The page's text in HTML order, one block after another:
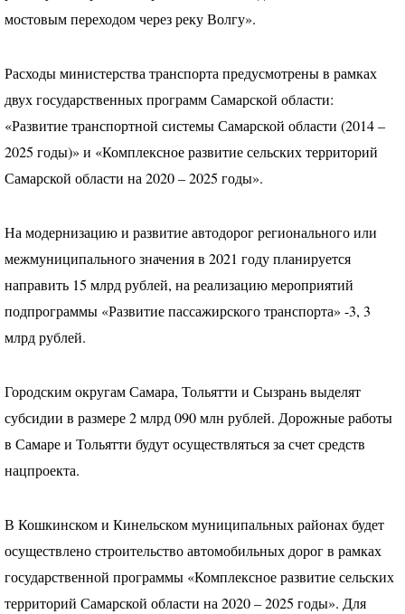
мостовым переходом через реку Волгу».
Расходы министерства транспорта предусмотрены в рамках
двух государственных программ Самарской области:
«Развитие транспортной системы Самарской области (2014 –
2025 годы)» и «Комплексное развитие сельских территорий
Самарской области на 2020 – 2025 годы».
На модернизацию и развитие автодорог регионального или
межмуниципального значения в 2021 году планируется
направить 15 млрд рублей, на реализацию мероприятий
подпрограммы «Развитие пассажирского транспорта» -3, 3
млрд рублей.
Городским округам Самара, Тольятти и Сызрань выделят
субсидии в размере 2 млрд 090 млн рублей. Дорожные работы
в Самаре и Тольятти будут осуществляться за счет средств
нацпроекта.
В Кошкинском и Кинельском муниципальных районах будет
осуществлено строительство автомобильных дорог в рамках
государственной программы «Комплексное развитие сельских
территорий Самарской области на 2020 – 2025 годы». Для